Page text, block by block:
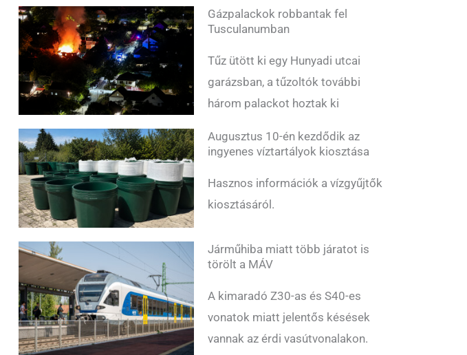
Gázpalackok robbantak fel
Tusculanumban
Tűz ütött ki egy Hunyadi utcai
garázsban, a tűzoltók további
három palackot hoztak ki
Augusztus 10-én kezdődik az
ingyenes víztartályok kiosztása
Hasznos információk a vízgyűjtők
kiosztásáról.
Járműhiba miatt több járatot is
törölt a MÁV
A kimaradó Z30-as és S40-es
vonatok miatt jelentős késések
vannak az érdi vasútvonalakon.